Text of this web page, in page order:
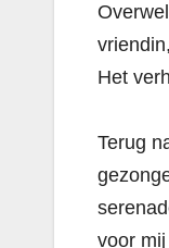
Het
Terug
voor